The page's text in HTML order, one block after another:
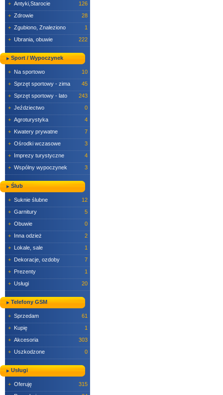
+ Antyki,Starocie
126
+ Zdrowie
28
+ Zgubiono, Znaleziono
1
+ Ubrania, obuwie 222
Sport / Wypoczynek
+ Na sportowo
10
+ Sprzęt sportowy - zima
45
+ Sprzęt sportowy - lato
243
+ Jeździectwo
0
+ Agroturystyka
4
+ Kwatery prywatne
7
+ Ośrodki wczasowe
3
+ Imprezy turystyczne
4
+ Wspólny wypoczynek 3
Ślub
+ Suknie ślubne
12
+ Garnitury
5
+ Obuwie
0
+ Inna odzież
2
+ Lokale, sale
1
+ Dekoracje, ozdoby
7
+ Prezenty
1
+ Usługi 20
Telefony GSM
+ Sprzedam
61
+ Kupię
1
+ Akcesoria
303
+ Uszkodzone 0
Usługi
+ Oferuję
315